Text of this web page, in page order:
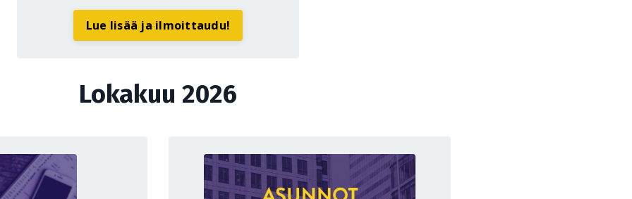
Lue lisää ja ilmoittaudu!
Lokakuu 2026